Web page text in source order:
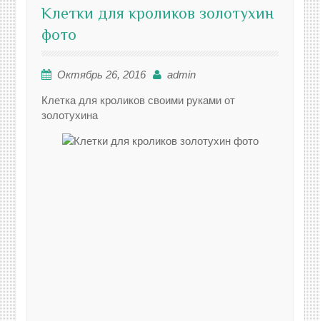
Клетки для кроликов золотухин
фото
Октябрь 26, 2016 admin
Клетка для кроликов своими руками от
золотухина